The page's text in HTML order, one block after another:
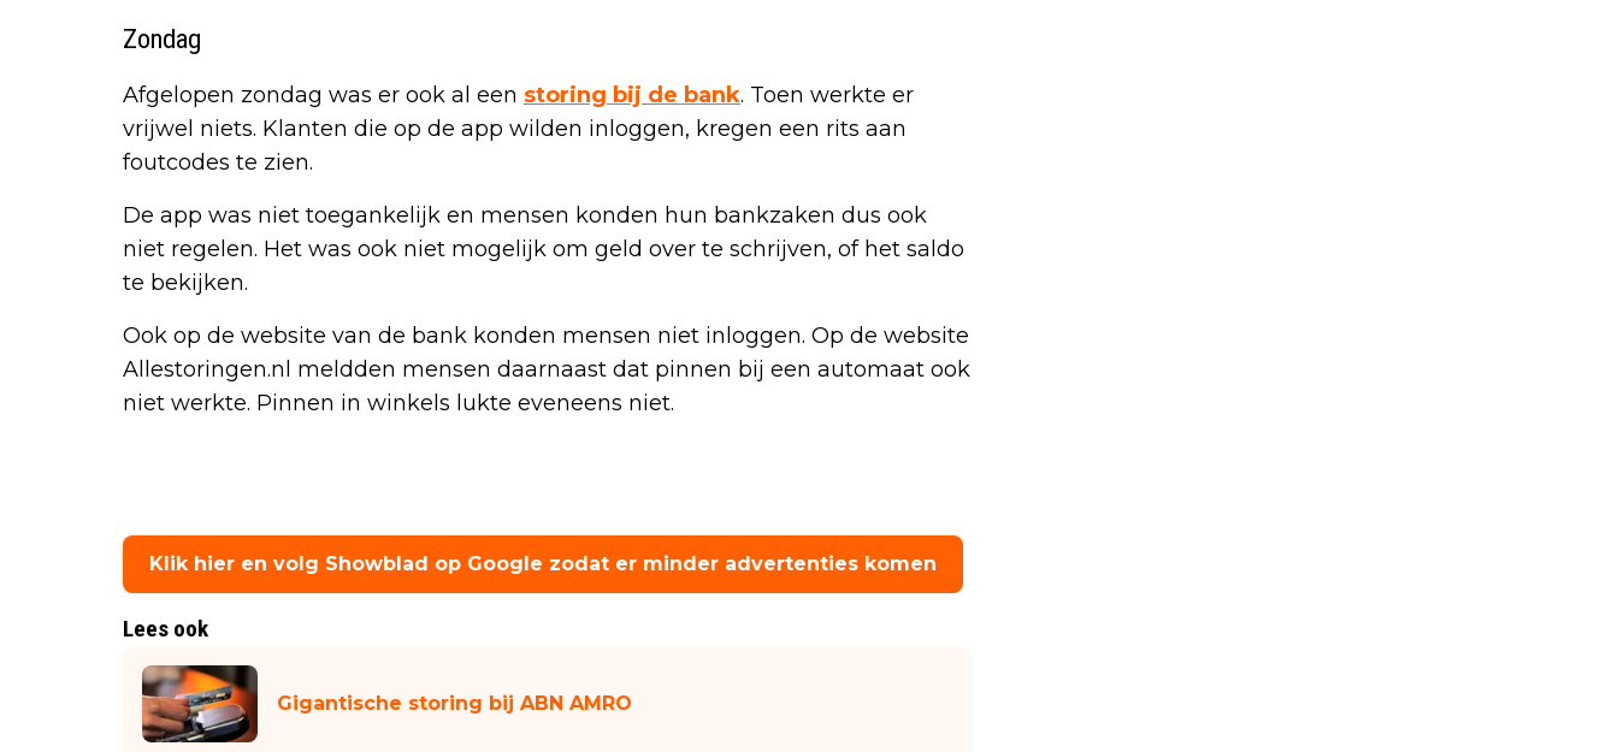
Zondag
Afgelopen zondag was er ook al een storing bij de bank. Toen werkte er
vrijwel niets. Klanten die op de app wilden inloggen, kregen een rits aan
foutcodes te zien.
De app was niet toegankelijk en mensen konden hun bankzaken dus ook
niet regelen. Het was ook niet mogelijk om geld over te schrijven, of het saldo
te bekijken.
Ook op de website van de bank konden mensen niet inloggen. Op de website
Allestoringen.nl meldden mensen daarnaast dat pinnen bij een automaat ook
niet werkte. Pinnen in winkels lukte eveneens niet.
Klik hier en volg Showblad op Google zodat er minder advertenties komen
Lees ook
Gigantische storing bij ABN AMRO